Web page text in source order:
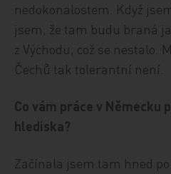
nedokonalostem. Když
jsem, že tam budu braná
z Východu, což se nestalo.
Čechů tak tolerantní není.
Co vám práce v Německu
hlediska?
Začínala jsem tam hned